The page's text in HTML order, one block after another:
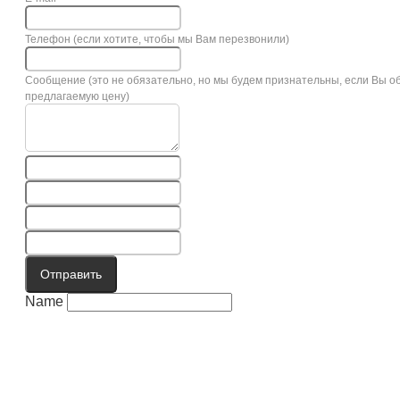
Телефон (если хотите, чтобы мы Вам перезвонили)
Сообщение (это не обязательно, но мы будем признательны, если Вы
предлагаемую цену)
Отправить
Name